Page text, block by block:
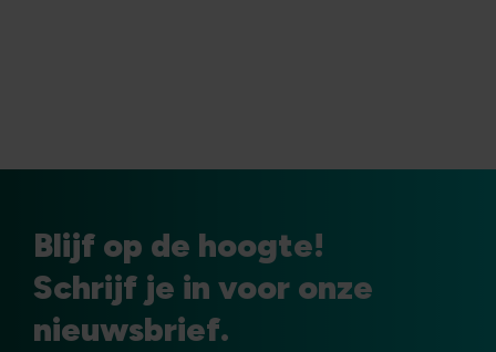
Blijf op de hoogte!
Schrijf je in voor onze
nieuwsbrief.